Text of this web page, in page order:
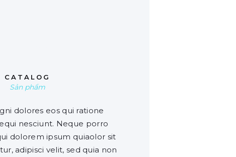
CATALOG
Sản phẩm
dolores eos qui ratione
nesciunt. Neque porro
dolorem ipsum quiaolor sit
adipisci velit, sed quia non